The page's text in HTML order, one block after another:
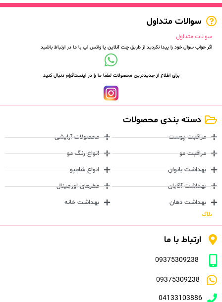
سوالات متداول
سوالات متداول
اگر جواب سوال خود را پیدا نکردید از طریق چت آنلاین یا واتس اپ با ما در ارتباط باشید
برای اطلاع از جدیدترین محصولات لطفا ما را در اینستاگرام دنبال کنید
دسته بندی محصولات
مراقبت پوست
مراقبت مو
بهداشت بانوان
بهداشت آقایان
بهداشت دهان
محصولات آرایشی
انواع رنگ مو
انواع شامپو
عطرهای اورجینال
بهداشت خانه
بلاگ
ارتباط با ما
09375309238
09375309238
04133103886